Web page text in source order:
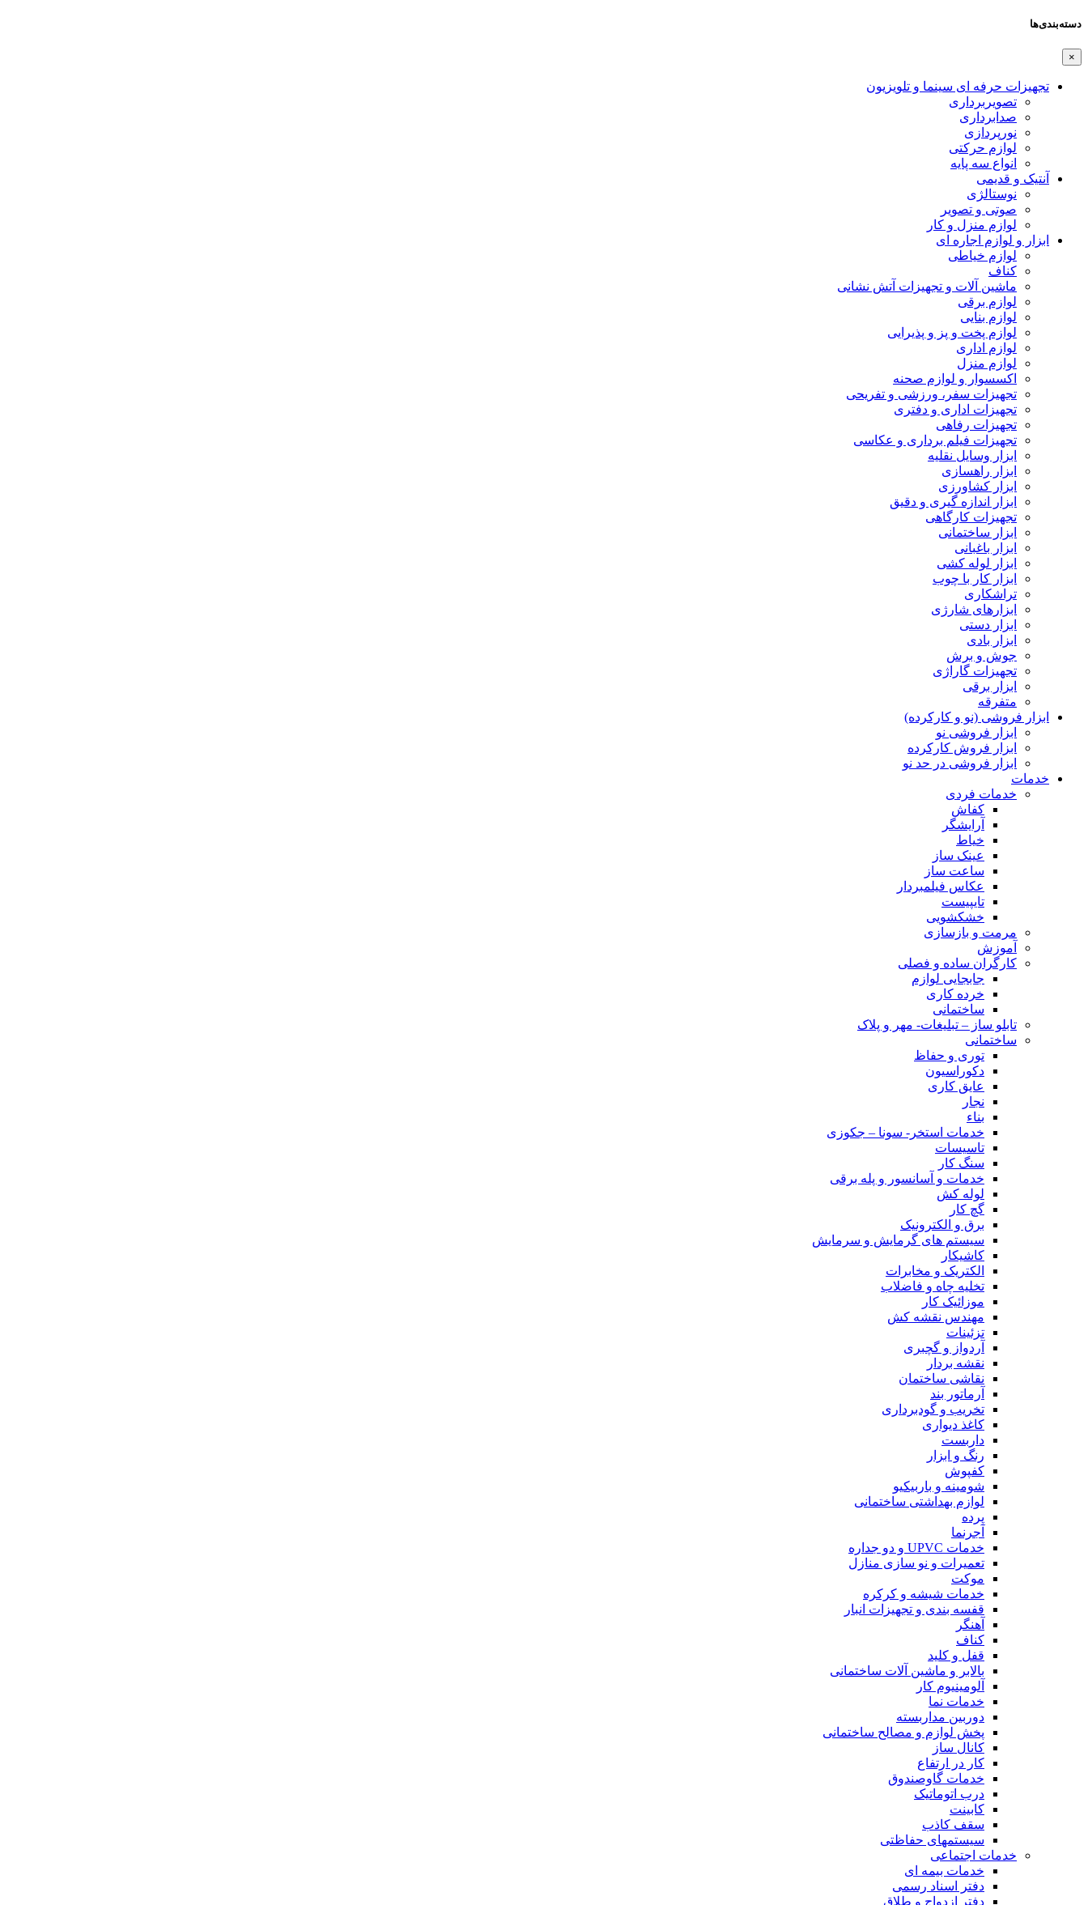
دسته‌بندی‌ها
×
تجهیزات حرفه ای سینما و تلویزیون
تصویربرداری
صدابرداری
نورپردازی
لوازم حرکتی
انواع سه پایه
آنتیک و قدیمی
نوستالژی
صوتی و تصویر
لوازم منزل و کار
ابزار و لوازم اجاره ای
لوازم خیاطی
کناف
ماشین آلات و تجهیزات آتش نشانی
لوازم برقی
لوازم بنایی
لوازم پخت و پز و پذیرایی
لوازم اداری
لوازم منزل
اکسسوار و لوازم صحنه
تجهیزات سفر، ورزشی و تفریحی
تجهیزات اداری و دفتری
تجهیزات رفاهی
تجهیزات فیلم برداری و عکاسی
ابزار وسایل نقلیه
ابزار راهسازی
ابزار کشاورزی
ابزار اندازه گیری و دقیق
تجهیزات کارگاهی
ابزار ساختمانی
ابزار باغبانی
ابزار لوله کشی
ابزار کار با چوب
تراشکاری
ابزارهای شارژی
ابزار دستی
ابزار بادی
جوش و برش
تجهیزات گاراژی
ابزار برقی
متفرقه
ابزار فروشی (نو و کارکرده)
ابزار فروشی نو
ابزار فروش کارکرده
ابزار فروشی در حد نو
خدمات
خدمات فردی
کفاش
آرایشگر
خیاط
عینک ساز
ساعت ساز
عکاس فیلمبردار
تایپیست
خشکشویی
مرمت و بازسازی
آموزش
کارگران ساده و فصلی
جابجایی لوازم
خرده کاری
ساختمانی
تابلو ساز – تبلیغات- مهر و پلاک
ساختمانی
توری و حفاظ
دکوراسیون
عایق کاری
نجار
بناء
خدمات استخر- سونا – جکوزی
تاسیسات
سنگ کار
خدمات و آسانسور و پله برقی
لوله کش
گچ کار
برق و الکترونیک
سیستم های گرمایش و سرمایش
کاشیکار
الکتریک و مخابرات
تخلیه چاه و فاضلاب
موزائیک کار
مهندس نقشه کش
تزئینات
آردواز و گچبری
نقشه بردار
نقاشی ساختمان
آرماتور بند
تخریب و گودبرداری
کاغذ دیواری
داربست
رنگ و ابزار
کفپوش
شومینه و باربیکیو
لوازم بهداشتی ساختمانی
پرده
آجرنما
خدمات UPVC و دو جداره
تعمیرات و نو سازی منازل
موکت
خدمات شیشه و کرکره
قفسه بندی و تجهیزات انبار
آهنگر
کناف
قفل و کلید
بالابر و ماشین آلات ساختمانی
آلومینیوم کار
خدمات نما
دوربین مداربسته
پخش لوازم و مصالح ساختمانی
کانال ساز
کار در ارتفاع
خدمات گاوصندوق
درب اتوماتیک
کابینت
سقف کاذب
سیستمهای حفاظتی
خدمات اجتماعی
خدمات بیمه ای
دفتر اسناد رسمی
دفتر ازدواج و طلاق